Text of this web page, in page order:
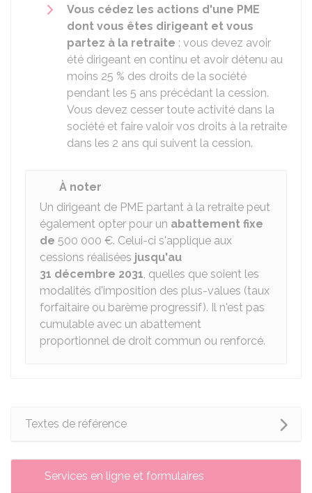
Vous cédez les actions d'une PME
dont vous êtes dirigeant et vous
partez à la retraite : vous devez avoir
été dirigeant en continu et avoir détenu au
moins 25 % des droits de la société
pendant les 5 ans précédant la cession.
Vous devez cesser toute activité dans la
société et faire valoir vos droits à la retraite
dans les 2 ans qui suivent la cession.
À noter
Un dirigeant de PME partant à la retraite peut
également opter pour un abattement fixe
de 500 000 €. Celui-ci s'applique aux
cessions réalisées jusqu'au
31 décembre 2031, quelles que soient les
modalités d'imposition des plus-values (taux
forfaitaire ou barème progressif). Il n'est pas
cumulable avec un abattement
proportionnel de droit commun ou renforcé.
Textes de référence
Services en ligne et formulaires